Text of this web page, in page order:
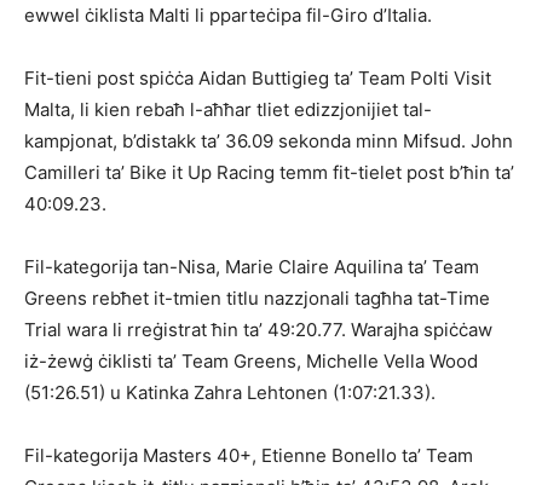
ewwel ċiklista Malti li pparteċipa fil-Giro d’Italia.
Fit-tieni post spiċċa Aidan Buttigieg ta’ Team Polti Visit
Malta, li kien rebaħ l-aħħar tliet edizzjonijiet tal-
kampjonat, b’distakk ta’ 36.09 sekonda minn Mifsud. John
Camilleri ta’ Bike it Up Racing temm fit-tielet post b’ħin ta’
40:09.23.
Fil-kategorija tan-Nisa, Marie Claire Aquilina ta’ Team
Greens rebħet it-tmien titlu nazzjonali tagħha tat-Time
Trial wara li rreġistrat ħin ta’ 49:20.77. Warajha spiċċaw
iż-żewġ ċiklisti ta’ Team Greens, Michelle Vella Wood
(51:26.51) u Katinka Zahra Lehtonen (1:07:21.33).
Fil-kategorija Masters 40+, Etienne Bonello ta’ Team